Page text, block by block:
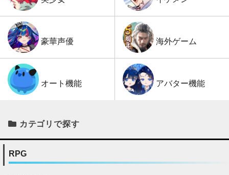
豪華声優 海外ゲーム
オート機能 アバター機能
カテゴリで探す
RPG